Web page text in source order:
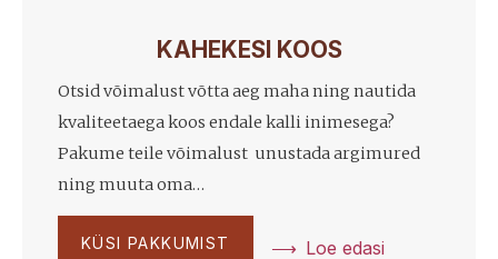
KAHEKESI KOOS
Otsid võimalust võtta aeg maha ning nautida
kvaliteetaega koos endale kalli inimesega?
Pakume teile võimalust unustada argimured
ning muuta oma…
KÜSI PAKKUMIST Loe edasi